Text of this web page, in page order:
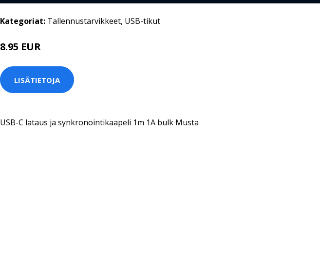
Kategoriat: Tallennustarvikkeet, USB-tikut
8.95 EUR
LISÄTIETOJA
USB-C lataus ja synkronointikaapeli 1m 1A bulk Musta